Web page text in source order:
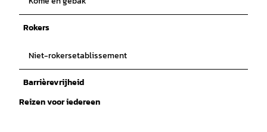
Rokers
Niet-rokersetablissement
Barrièrevrijheid
Reizen voor iedereen